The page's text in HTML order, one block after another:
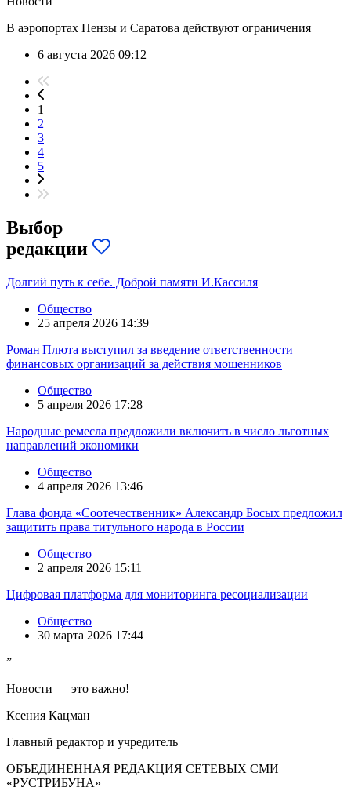
В аэропортах Пензы и Саратова действуют ограничения
6 августа 2026 09:12
1
2
3
4
5
Выбор
редакции
Долгий путь к себе. Доброй памяти И.Кассиля
Общество
25 апреля 2026 14:39
Роман Плюта выступил за введение ответственности
финансовых организаций за действия мошенников
Общество
5 апреля 2026 17:28
Народные ремесла предложили включить в число льготных
направлений экономики
Общество
4 апреля 2026 13:46
Глава фонда «Соотечественник» Александр Босых предложил
защитить права титульного народа в России
Общество
2 апреля 2026 15:11
Цифровая платформа для мониторинга ресоциализации
Общество
30 марта 2026 17:44
”
Новости — это важно!
Ксения Кацман
Главный редактор и учредитель
ОБЪЕДИНЕННАЯ РЕДАКЦИЯ СЕТЕВЫХ СМИ
«РУСТРИБУНА»